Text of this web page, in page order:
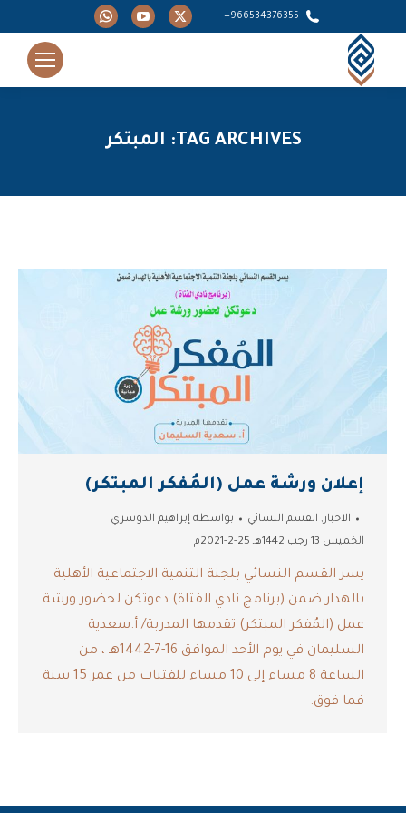
966534376355+
X
in
window
YouTube
in
window
Whatsapp
opens
in
TAG ARCHIVES: المبتكر
إعلان ورشة عمل (المُفكر المبتكر)
الاخبار , القسم النسائي بواسطة إبراهيم الدوسري
الخميس 13 رجب 1442هـ 25-2-2021م
يسر القسم النسائي بلجنة التنمية الاجتماعية الأهلية
بالهدار ضمن (برنامج نادي الفتاة) دعوتكن لحضور ورشة
عمل (المُفكر المبتكر) تقدمها المدربة/ أ.سعدية
السليمان في يوم الأحد الموافق 16-7-1442هـ ، من
الساعة 8 مساء إلى 10 مساء للفتيات من عمر 15 سنة
فما فوق.